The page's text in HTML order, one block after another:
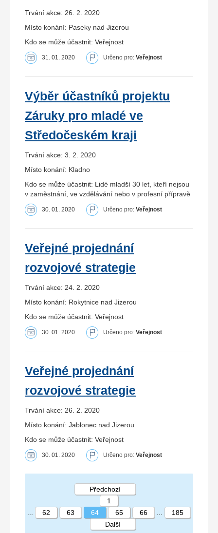
Trvání akce: 26. 2. 2020
Místo konání: Paseky nad Jizerou
Kdo se může účastnit: Veřejnost
31. 01. 2020 Určeno pro: Veřejnost
Výběr účastníků projektu
Záruky pro mladé ve
Středočeském kraji
Trvání akce: 3. 2. 2020
Místo konání: Kladno
Kdo se může účastnit: Lidé mladší 30 let, kteří nejsou
v zaměstnání, ve vzdělávání nebo v profesní přípravě
30. 01. 2020 Určeno pro: Veřejnost
Veřejné projednání
rozvojové strategie
Trvání akce: 24. 2. 2020
Místo konání: Rokytnice nad Jizerou
Kdo se může účastnit: Veřejnost
30. 01. 2020 Určeno pro: Veřejnost
Veřejné projednání
rozvojové strategie
Trvání akce: 26. 2. 2020
Místo konání: Jablonec nad Jizerou
Kdo se může účastnit: Veřejnost
30. 01. 2020 Určeno pro: Veřejnost
STRÁNKA 64 185
Předchozí
1
62 63 64 65 66
185
Další